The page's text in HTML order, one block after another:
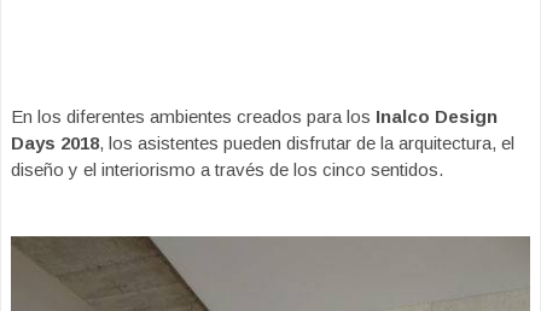
En los diferentes ambientes creados para los Inalco Design
Days 2018, los asistentes pueden disfrutar de la arquitectura, el
diseño y el interiorismo a través de los cinco sentidos.